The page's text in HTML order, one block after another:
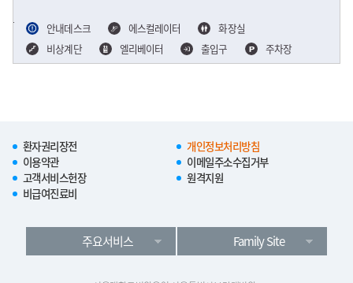
안내데스크 에스컬레이터
화장실
비상계단
엘리베이터 출입구 주차장
환자권리장전
개인정보처리방침
이용약관
이메일주소수집거부
고객서비스헌장
원격지원
비급여진료비
주요서비스 Family Site